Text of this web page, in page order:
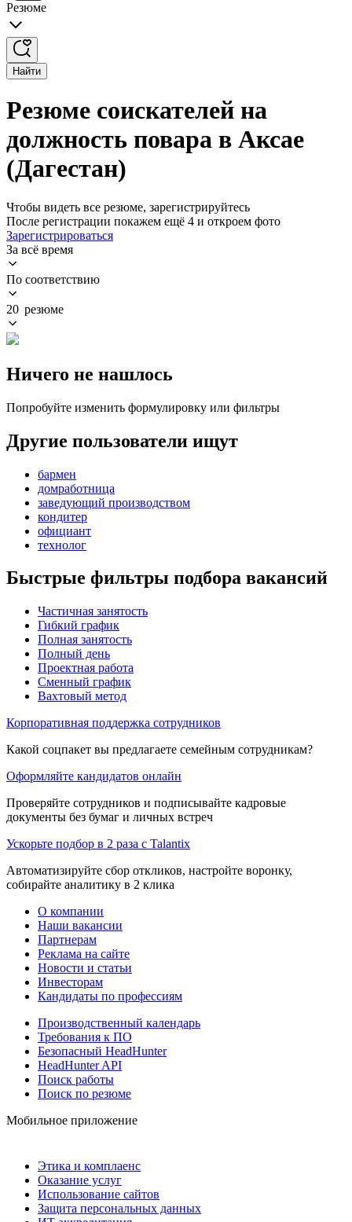
Резюме
Найти
Резюме соискателей на
должность повара в Аксае
(Дагестан)
Чтобы видеть все резюме, зарегистрируйтесь
После регистрации покажем ещё 4 и откроем фото
Зарегистрироваться
За всё время
По соответствию
20 резюме
Ничего не нашлось
Попробуйте изменить формулировку или фильтры
Другие пользователи ищут
бармен
домработница
заведующий производством
кондитер
официант
технолог
Быстрые фильтры подбора вакансий
Частичная занятость
Гибкий график
Полная занятость
Полный день
Проектная работа
Сменный график
Вахтовый метод
Корпоративная поддержка сотрудников
Какой соцпакет вы предлагаете семейным сотрудникам?
Оформляйте кандидатов онлайн
Проверяйте сотрудников и подписывайте кадровые
документы без бумаг и личных встреч
Ускорьте подбор в 2 раза с Talantix
Автоматизируйте сбор откликов, настройте воронку,
собирайте аналитику в 2 клика
О компании
Наши вакансии
Партнерам
Реклама на сайте
Новости и статьи
Инвесторам
Кандидаты по профессиям
Производственный календарь
Требования к ПО
Безопасный HeadHunter
HeadHunter API
Поиск работы
Поиск по резюме
Мобильное приложение
Этика и комплаенс
Оказание услуг
Использование сайтов
Защита персональных данных